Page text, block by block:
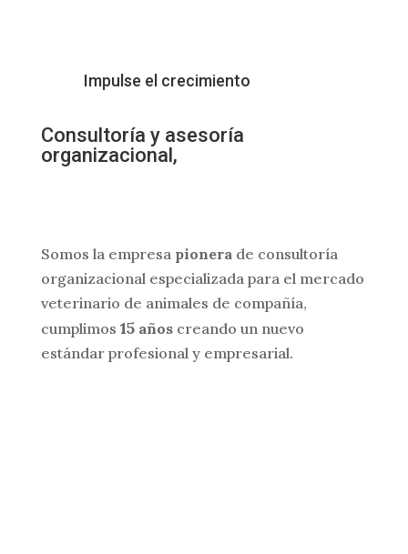
Impulse el crecimiento
Consultoría y asesoría
organizacional,
Somos la empresa pionerade consultoría
organizacional especializada para el mercado
veterinario de animales de compañía,
cumplimos 15añoscreando un nuevo
estándar profesional y empresarial.